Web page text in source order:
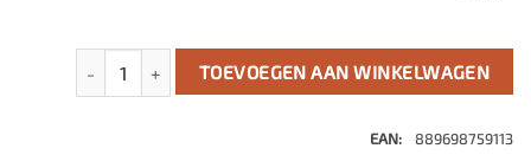
Robin Hood POP! Disney Vinyl Figure Little Jon 9 cm aantal
TOEVOEGEN AAN WINKELWAGEN
EAN:
889698759113